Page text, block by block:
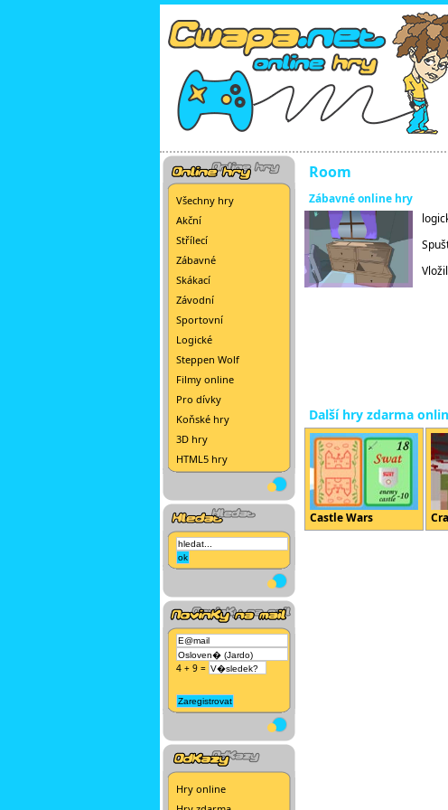
Všechny hry
Akční
Střílecí
Zábavné
Skákací
Závodní
Sportovní
Logické
Steppen Wolf
Filmy online
Pro dívky
Koňské hry
3D hry
HTML5 hry
4 + 9 =
Hry online
Room
Zábavné online hry
Další hry zdarma
Castle Wars